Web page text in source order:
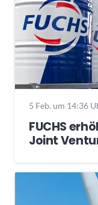
5 Feb. um 14:36
FUCHS
Joint